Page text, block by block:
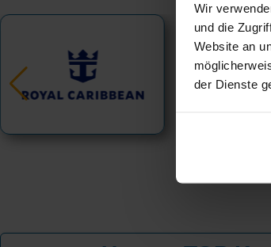
Wir
und die
Website an
der Dienste